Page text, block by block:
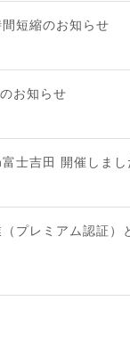
短縮のお知らせ
お知らせ
士吉田 開催しまし
プレミアム認証）